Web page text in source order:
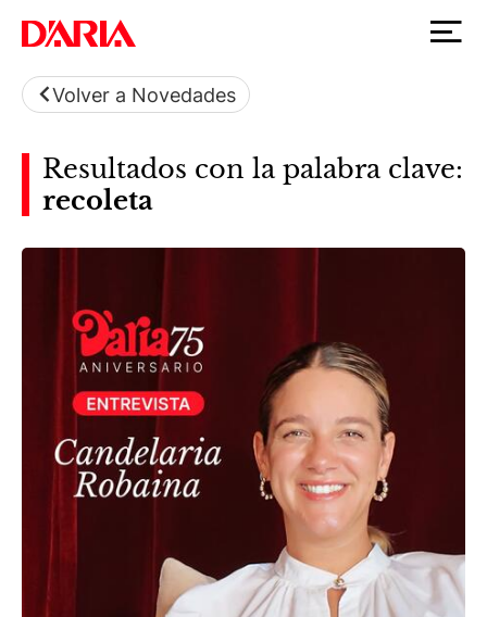
Volver a Novedades
Resultados con la palabra clave:
recoleta